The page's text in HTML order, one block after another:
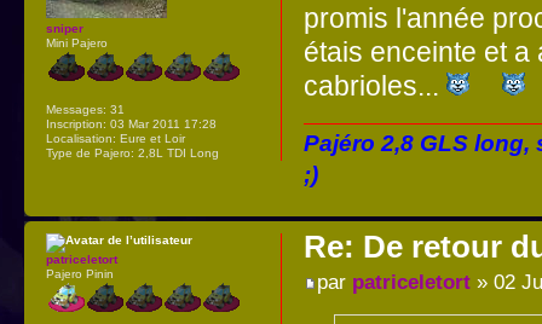
promis l'année
étais enceinte et a
cabrioles...
Pajéro 2,8 GLS long,
;)
sniper
Mini Pajero
Messages: 31
Inscription: 03 Mar 2011 17:28
Localisation: Eure et Loir
Type de Pajero: 2,8L TDI Long
Re: De retour
par patriceletort» 02
patriceletort
Pajero Pinin